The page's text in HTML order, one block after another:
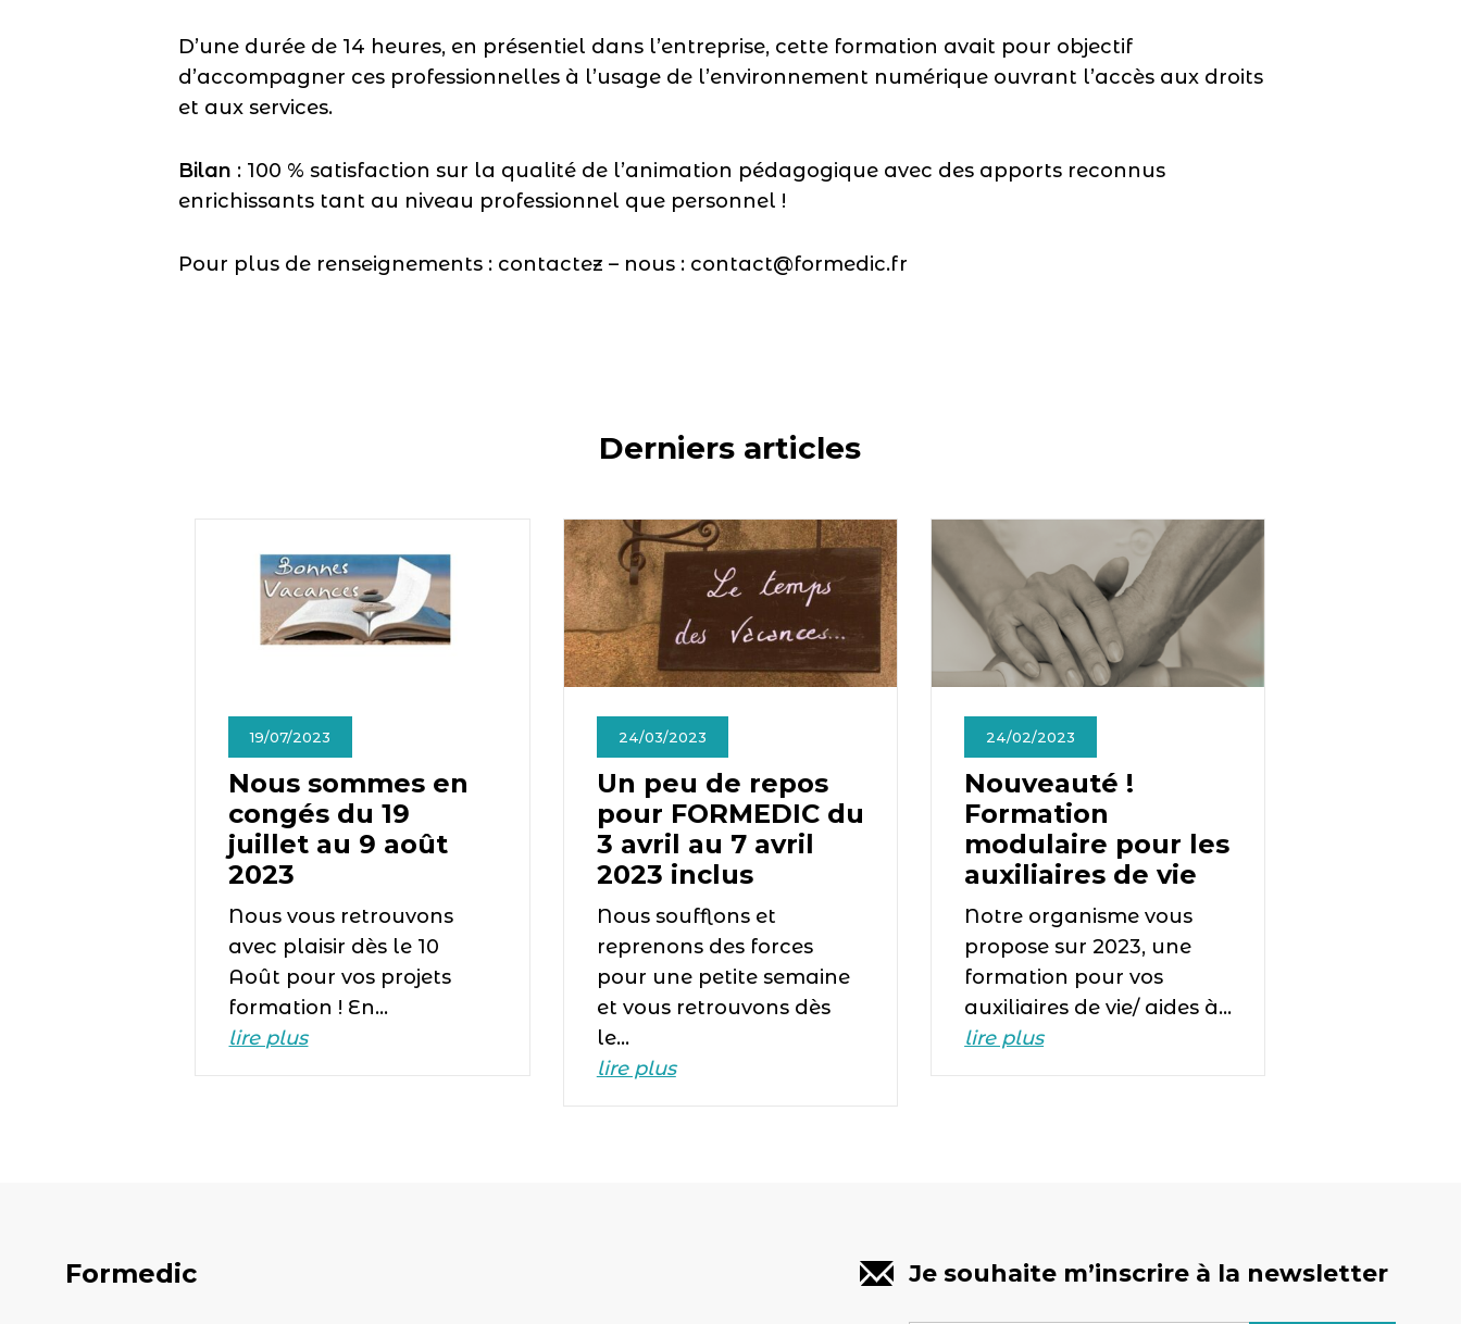
D’une durée de 14 heures, en présentiel dans l’entreprise, cette formation avait pour objectif
d’accompagner ces professionnelles à l’usage de l’environnement numérique ouvrant l’accès aux droits
et aux services.
Bilan : 100 % satisfaction sur la qualité de l’animation pédagogique avec des apports reconnus
enrichissants tant au niveau professionnel que personnel !
Pour plus de renseignements : contactez – nous : contact@formedic.fr
Derniers articles
19/07/2023
Nous sommes en
congés du 19
juillet au 9 août
2023
Nous vous retrouvons
avec plaisir dès le 10
Août pour vos projets
formation ! En…
lire plus
24/03/2023
Un peu de repos
pour FORMEDIC du
3 avril au 7 avril
2023 inclus
Nous soufflons et
reprenons des forces
pour une petite semaine
et vous retrouvons dès
le…
lire plus
24/02/2023
Nouveauté !
Formation
modulaire pour les
auxiliaires de vie
Notre organisme vous
propose sur 2023, une
formation pour vos
auxiliaires de vie/ aides à…
lire plus
Formedic Je souhaite m’inscrire à la newsletter